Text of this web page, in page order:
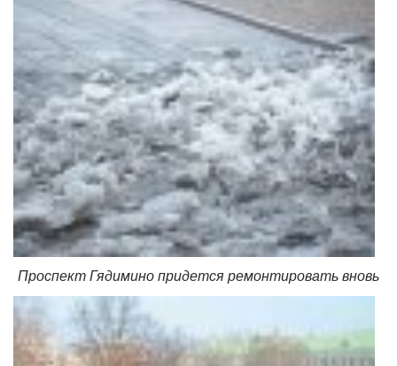
Проспект Гядимино придется ремонтировать вновь